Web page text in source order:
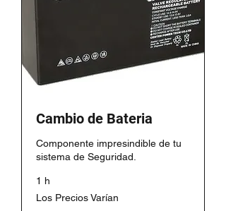
Cambio de Bateria
Componente impresindible de tu
sistema de Seguridad.
1 h
Los
Precios
Los Precios Varían